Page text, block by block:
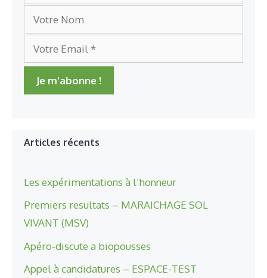
Articles récents
Les expérimentations à l’honneur
Premiers resultats – MARAICHAGE SOL
VIVANT (MSV)
Apéro-discute a biopousses
Appel à candidatures – ESPACE-TEST